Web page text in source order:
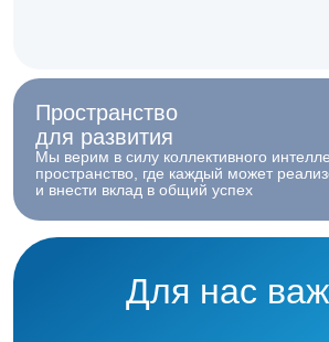
Пространство
для развития
Мы верим в силу коллективного
пространство, где каждый может
и внести вклад в общий успех
Для нас